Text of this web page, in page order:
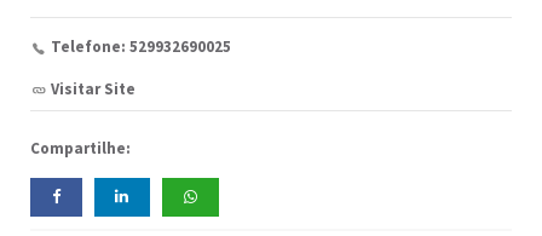
Telefone: 529932690025
Visitar Site
Compartilhe: